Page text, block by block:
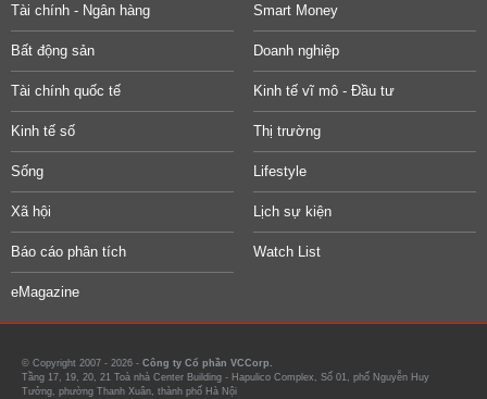
Tài chính - Ngân hàng Smart Money
Bất động sản Doanh nghiệp
Tài chính quốc tế Kinh tế vĩ mô - Đầu tư
Kinh tế số Thị trường
Sống Lifestyle
Xã hội Lịch sự kiện
Báo cáo phân tích Watch List
eMagazine
© Copyright 2007 - 2026 - Công ty Cổ phần VCCorp.
Tầng 17, 19, 20, 21 Toà nhà Center Building - Hapulico Complex, Số 01, phố Nguyễn Huy
Tưởng, phường Thanh Xuân, thành phố Hà Nội